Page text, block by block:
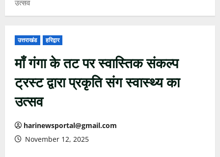
उत्सव
उत्तराखंड हरिद्वार
माँ गंगा के तट पर स्वास्तिक संकल्प
ट्रस्ट द्वारा प्रकृति संग स्वास्थ्य का
उत्सव
harinewsportal@gmail.com
November 12, 2025